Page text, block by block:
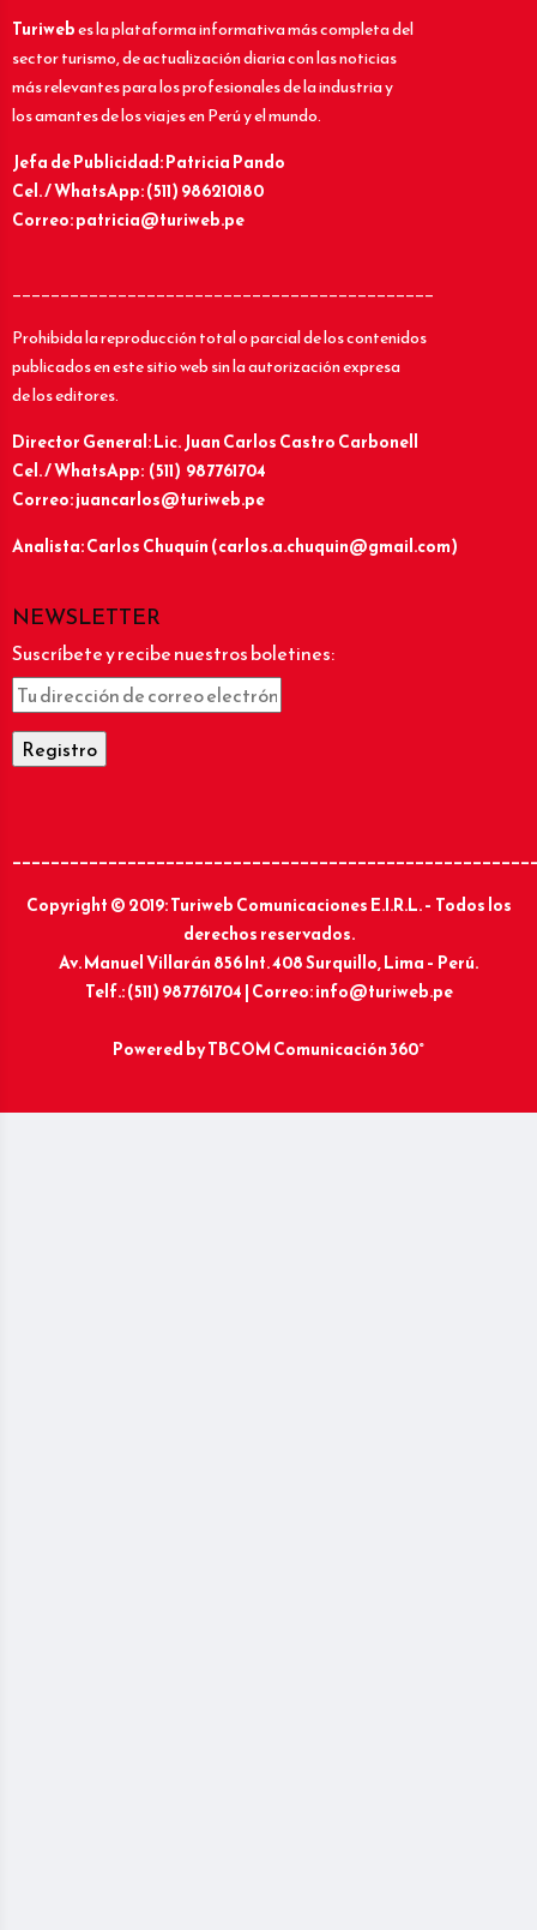
Turiwebes la plataforma informativa más completa del
sector turismo, de actualización diaria con las noticias
más relevantes para los profesionales de la industria y
los amantes de los viajes en Perú y el mundo.
Jefa de Publicidad: Patricia Pando
Cel. / WhatsApp: (511) 986210180
Correo: patricia@turiweb.pe
____________________________________________
Prohibida la reproducción total o parcial de los contenidos
publicados en este sitio web sin la autorización expresa
de los editores.
Director General: Lic.Juan Carlos Castro Carbonell
Cel. / WhatsApp: (511) 987761704
Correo: juancarlos@turiweb.pe
Analista: Carlos Chuquín (carlos.a.chuquin@gmail.com)
NEWSLETTER
Suscríbete y recibe nuestros boletines:
Copyright © 2019: Turiweb Comunicaciones E.I.R.L. – Todos los
derechos reservados.
Av. Manuel Villarán 856 Int. 408 Surquillo, Lima – Perú.
Telf.: (511) 987761704 | Correo: info@turiweb.pe
Powered byTBCOM Comunicación 360°